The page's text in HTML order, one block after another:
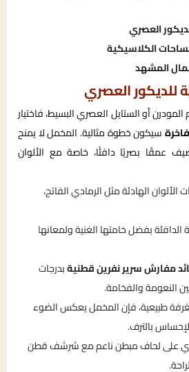
العصري
الكلاسيكية
المشهد
للديكور العصري
أو الستايل العصري البسيط، فاختيار
سيكون خطوة مثالية. المخمل لا يمنح
عمقًا بصريًا دافئًا، خاصة مع الألوان
الألوان الهادئة مثل الرمادي الفاتح،
بفضل خامتها الغنية ولمعانها
مفارش سرير نفرين قطنيةبدرجات
النعومة والفخامة.
طبيعية، فإن المخمل يعكس الضوء
بالترف.
على لحاف مبطن ناعم مع شرشف قطن